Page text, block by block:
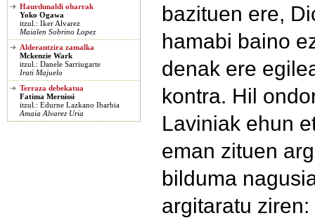
bazituen ere,
hamabi baino
denak ere
kontra. Hil
Laviniak ehun
eman zituen
bilduma
argitaratu ziren:
Haurdunaldi oharrak
Yoko Ogawa
itzul.: Iker Alvarez
Maialen Sobrino Lopez
Alderantzira zamalka
Mckenzie Wark
itzul.: Danele Sarriugarte
Irati Majuelo
Terraza debekatua
Fatima Mernissi
itzul.: Edurne Lazkano Ibarbia
Amaia Alvarez Uria